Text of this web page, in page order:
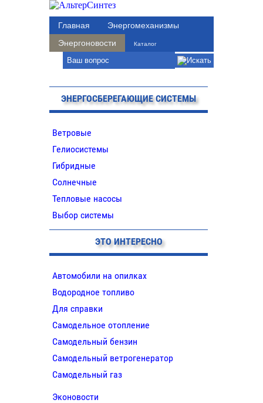
Главная
Энергомеханизмы
Энергоновости
Каталог
ЭНЕРГОСБЕРЕГАЮЩИЕ СИСТЕМЫ
Ветровые
Гелиосистемы
Гибридные
Солнечные
Тепловые насосы
Выбор системы
ЭТО ИНТЕРЕСНО
Автомобили на опилках
Водородное топливо
Для справки
Самодельное отопление
Самодельный бензин
Самодельный ветрогенератор
Самодельный газ
Эконовости